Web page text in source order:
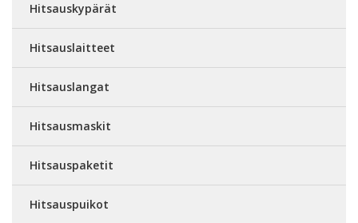
Hitsauskypärät
Hitsauslaitteet
Hitsauslangat
Hitsausmaskit
Hitsauspaketit
Hitsauspuikot